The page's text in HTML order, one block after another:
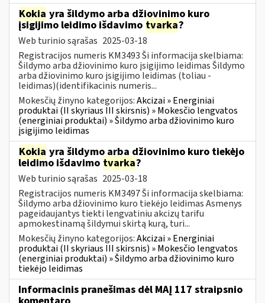
Kokia yra šildymo arba džiovinimo kuro
įsigijimo leidimo išdavimo tvarka?
Web turinio sąrašas 2025-03-18
Registracijos numeris KM3493 Ši informacija skelbiama:
Šildymo arba džiovinimo kuro įsigijimo leidimas Šildymo
arba džiovinimo kuro įsigijimo leidimas (toliau -
leidimas)(identifikacinis numeris...
Mokesčių žinyno kategorijos:Akcizai » Energiniai
produktai (II skyriaus III skirsnis) » Mokesčio lengvatos
(energiniai produktai) » Šildymo arba džiovinimo kuro
įsigijimo leidimas
Kokia yra šildymo arba džiovinimo kuro tiekėjo
leidimo išdavimo tvarka?
Web turinio sąrašas 2025-03-18
Registracijos numeris KM3497 Ši informacija skelbiama:
Šildymo arba džiovinimo kuro tiekėjo leidimas Asmenys
pageidaujantys tiekti lengvatiniu akcizų tarifu
apmokestinamą šildymui skirtą kurą, turi...
Mokesčių žinyno kategorijos:Akcizai » Energiniai
produktai (II skyriaus III skirsnis) » Mokesčio lengvatos
(energiniai produktai) » Šildymo arba džiovinimo kuro
tiekėjo leidimas
Informacinis pranešimas dėl MAĮ 117 straipsnio